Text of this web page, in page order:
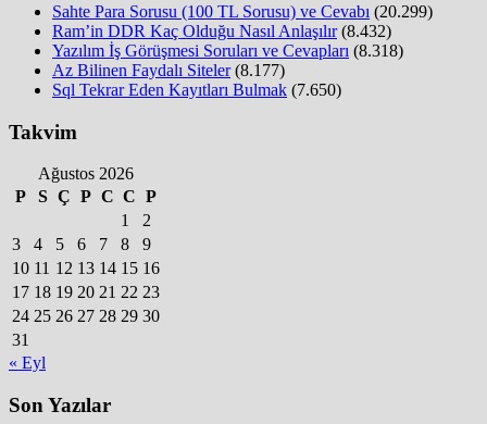
Sahte Para Sorusu (100 TL Sorusu) ve Cevabı (20.299)
Ram’in DDR Kaç Olduğu Nasıl Anlaşılır (8.432)
Yazılım İş Görüşmesi Soruları ve Cevapları (8.318)
Az Bilinen Faydalı Siteler (8.177)
Sql Tekrar Eden Kayıtları Bulmak (7.650)
Takvim
Ağustos 2026
P
S Ç P C C P
1
2
3
4 5 6 7 8
9
10 11 12 13 14 15 16
17 18 19 20 21 22 23
24 25 26 27 28 29 30
31
« Eyl
Son Yazılar